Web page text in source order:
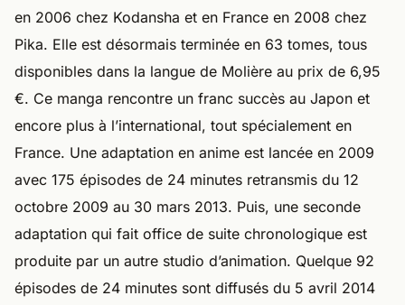
en 2006 chez Kodansha et en France en 2008 chez
Pika. Elle est désormais terminée en 63 tomes, tous
disponibles dans la langue de Molière au prix de 6,95
€. Ce manga rencontre un franc succès au Japon et
encore plus à l’international, tout spécialement en
France. Une adaptation en anime est lancée en 2009
avec 175 épisodes de 24 minutes retransmis du 12
octobre 2009 au 30 mars 2013. Puis, une seconde
adaptation qui fait office de suite chronologique est
produite par un autre studio d’animation. Quelque 92
épisodes de 24 minutes sont diffusés du 5 avril 2014